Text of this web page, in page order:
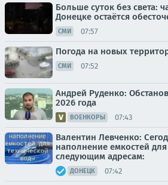
Больше суток без света:
Донецке остаётся
СМИ 07:57
Погода на новых
СМИ 07:52
Андрей Руденко:
2026 года
ВОЕНКОРЫ 07:43
Валентин Левченко:
наполнение емкостей
следующим адресам:
ДОНЕЦК 07:42